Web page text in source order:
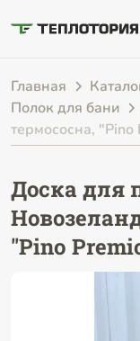
Главная
Полок для бани
термососна,
Доска для
"Pino